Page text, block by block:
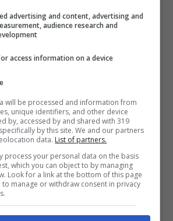
gli sconti possono anche
allarete mobile. Quando si
con un’azienda di
che guidano il soggetto
devono applicare
per cento rispetto
delle agevolazioni sul
che hanno la Legge 104
davvero molto
advertising and content, advertising and
audience research and
access information on a device
will be processed and information from
unique identifiers, and other device
by, accessed by and shared with 319
by this site. We and our partners
data. List of partners.
process your personal data on the basis
which you can object to by managing
Look for a link at the bottom of this page
to manage or withdraw consent in privacy